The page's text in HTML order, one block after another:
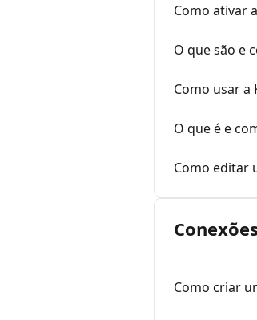
Como ativar
O que são e
Como usar a
O que é e
Como editar
Conexões
Como criar